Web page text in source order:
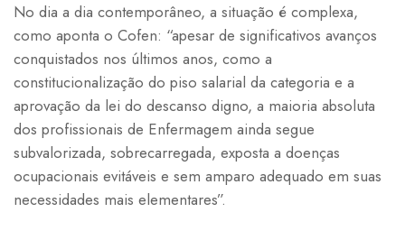
No dia a dia contemporâneo, a situação é complexa,
como aponta o Cofen: “apesar de significativos avanços
conquistados nos últimos anos, como a
constitucionalização do piso salarial da categoria e a
aprovação da lei do descanso digno, a maioria absoluta
dos profissionais de Enfermagem ainda segue
subvalorizada, sobrecarregada, exposta a doenças
ocupacionais evitáveis e sem amparo adequado em suas
necessidades mais elementares”.